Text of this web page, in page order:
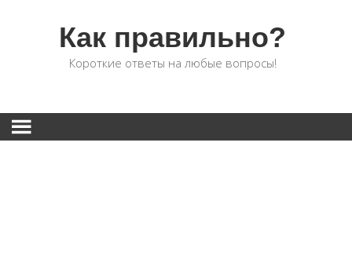
Как правильно?
Короткие ответы на любые вопросы!